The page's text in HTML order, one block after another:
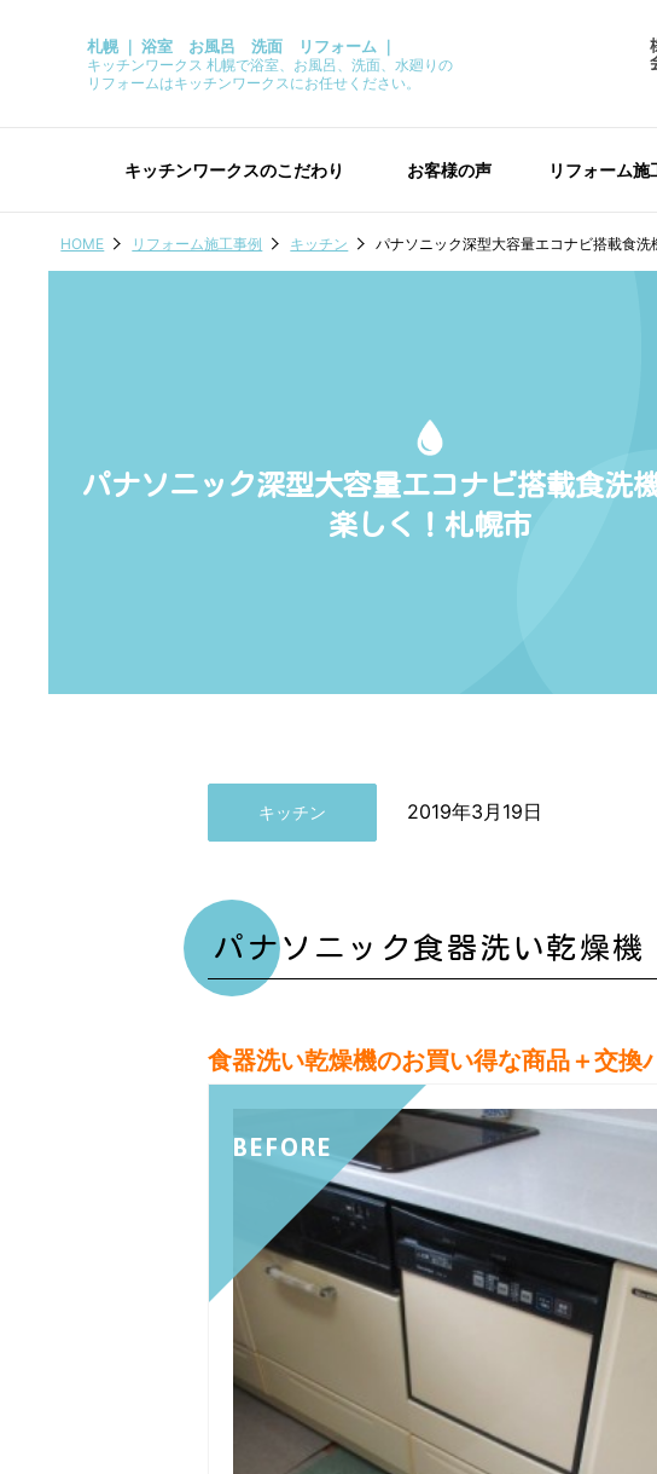
札幌 ｜ 浴室 お風呂 洗面 リフォーム ｜
キッチンワークス 札幌で浴室、お風呂、洗面、水廻りの
リフォームはキッチンワークスにお任せください。
キッチンワークスのこだわり お客様の声 リフォーム施
HOME リフォーム施工事例 キッチン パナソニック深型大容量エコナビ搭載食
パナソニック深型大容量エコナビ搭載食洗
楽しく！札幌市
キッチン 2019年3月19日
パナソニック食器洗い乾燥機
食器洗い乾燥機のお買い得な商品＋交換
BEFORE